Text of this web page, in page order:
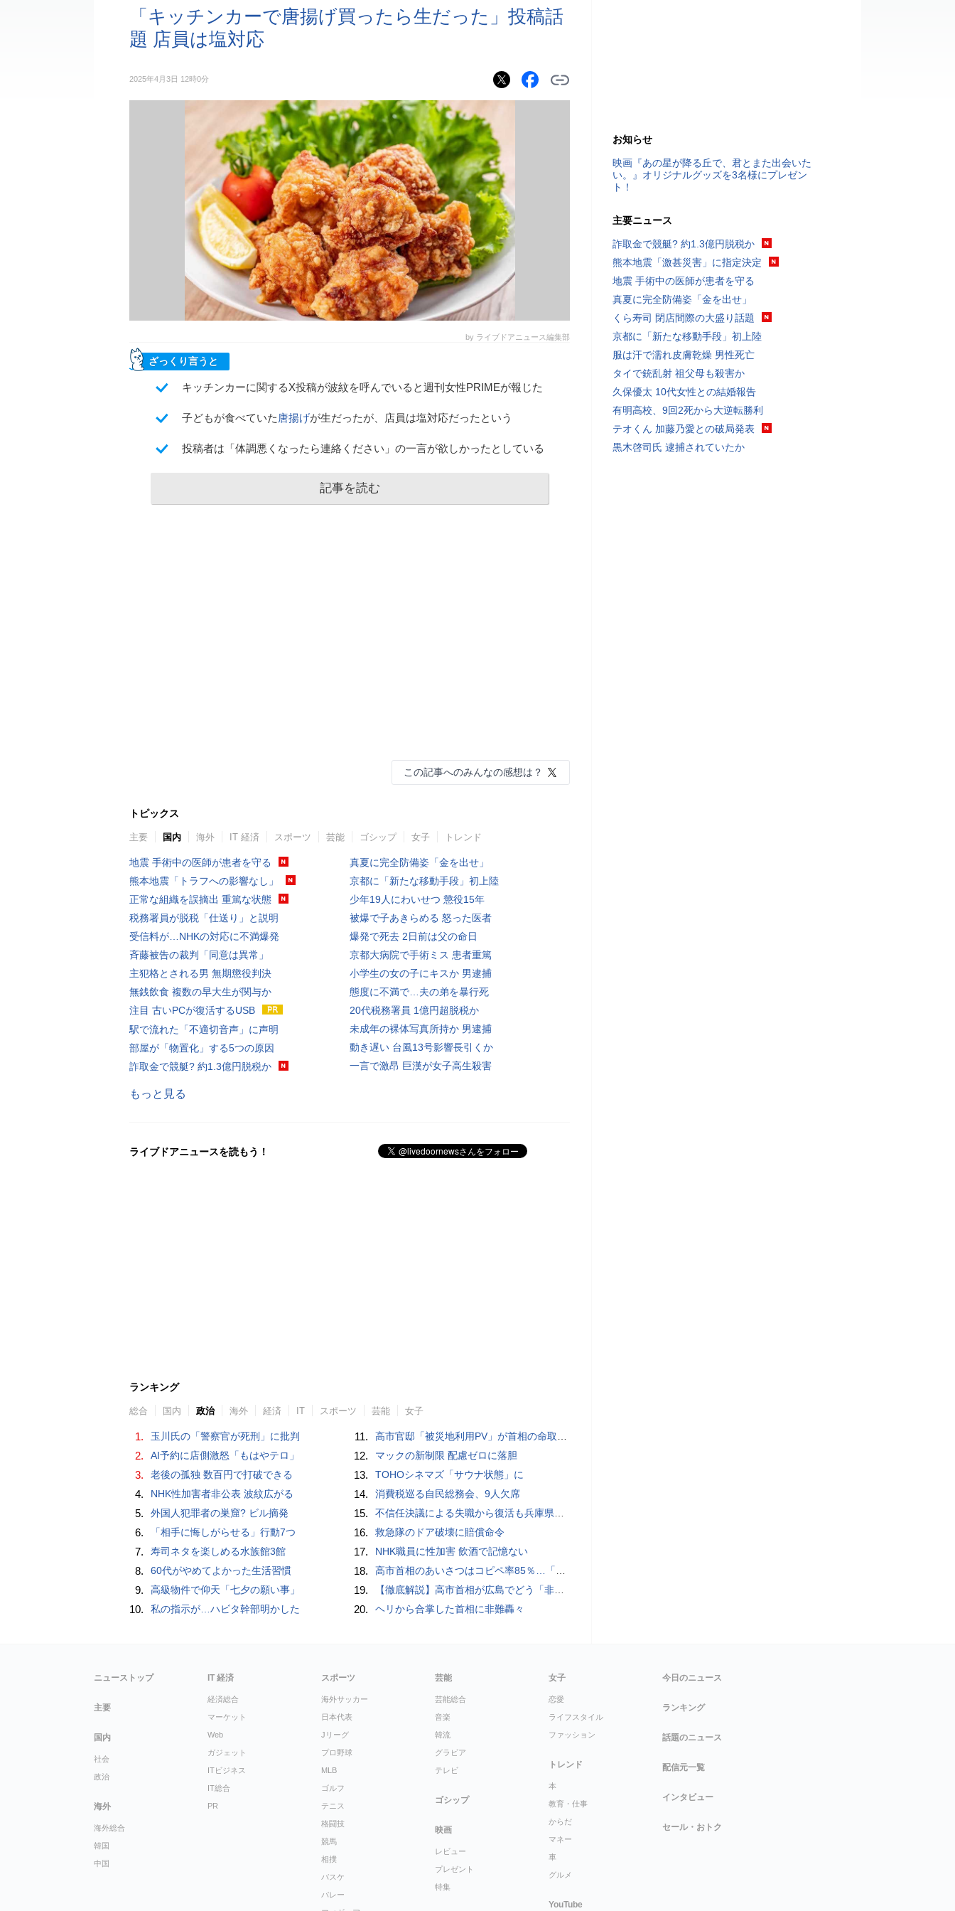
「キッチンカーで唐揚げ買ったら生だった」投稿話
題 店員は塩対応
2025年4月3日 12時0分
by ライブドアニュース編集部
ざっくり言うと
キッチンカーに関するX投稿が波紋を呼んでいると週刊女性PRIMEが報じた
子どもが食べていた 唐揚げが生だったが、店員は塩対応だったという
投稿者は「体調悪くなったら連絡ください」の一言が欲しかったとしている
記事を読む
この記事へのみんなの感想は？
トピックス
主要 国内 海外 IT 経済 スポーツ 芸能 ゴシップ 女子 トレンド
地震 手術中の医師が患者を守る
熊本地震「トラフへの影響なし」
正常な組織を誤摘出 重篤な状態
税務署員が脱税「仕送り」と説明
受信料が…NHKの対応に不満爆発
斉藤被告の裁判「同意は異常」
主犯格とされる男 無期懲役判決
無銭飲食 複数の早大生が関与か
注目 古いPCが復活するUSB
駅で流れた「不適切音声」に声明
部屋が「物置化」する5つの原因
詐取金で競艇? 約1.3億円脱税か
真夏に完全防備姿「金を出せ」
京都に「新たな移動手段」初上陸
少年19人にわいせつ 懲役15年
被爆で子あきらめる 怒った医者
爆発で死去 2日前は父の命日
京都大病院で手術ミス 患者重篤
小学生の女の子にキスか 男逮捕
態度に不満で…夫の弟を暴行死
20代税務署員 1億円超脱税か
未成年の裸体写真所持か 男逮捕
動き遅い 台風13号影響長引くか
一言で激昂 巨漢が女子高生殺害
もっと見る
ライブドアニュースを読もう！
ランキング
総合 国内 政治 海外 経済 IT スポーツ 芸能 女子
1. 玉川氏の「警察官が死刑」に批判
2. AI予約に店側激怒「もはやテロ」
3. 老後の孤独 数百円で打破できる
4. NHK性加害者非公表 波紋広がる
5. 外国人犯罪者の巣窟? ビル摘発
6. 「相手に悔しがらせる」行動7つ
7. 寿司ネタを楽しめる水族館3館
8. 60代がやめてよかった生活習慣
9. 高級物件で仰天「七夕の願い事」
10. 私の指示が…ハビタ幹部明かした
11. 高市官邸「被災地利用PV」が首相の命取りに？ 安倍元首相“コロナおこもり動画”の二の舞を自民党が危惧
12. マックの新制限 配慮ゼロに落胆
13. TOHOシネマズ「サウナ状態」に
14. 消費税巡る自民総務会、9人欠席
15. 不信任決議による失職から復活も兵庫県・斉藤知事への批判が再燃中！
16. 救急隊のドア破壊に賠償命令
17. NHK職員に性加害 飲酒で記憶ない
18. 高市首相のあいさつはコピペ率85％…「広島への思い」石破前首相・愛子内親王とは絶望的格差
19. 【徹底解説】高市首相が広島でどう「非核三原則」言及？現状にとどめ将来は明言せず 著書では「邪魔になる」と主張
20. ヘリから合掌した首相に非難轟々
お知らせ
映画『あの星が降る丘で、君とまた出会いた
い。』オリジナルグッズを3名様にプレゼン
ト！
主要ニュース
詐取金で競艇? 約1.3億円脱税か
熊本地震「激甚災害」に指定決定
地震 手術中の医師が患者を守る
真夏に完全防備姿「金を出せ」
くら寿司 閉店間際の大盛り話題
京都に「新たな移動手段」初上陸
服は汗で濡れ皮膚乾燥 男性死亡
タイで銃乱射 祖父母も殺害か
久保優太 10代女性との結婚報告
有明高校、9回2死から大逆転勝利
テオくん 加藤乃愛との破局発表
黒木啓司氏 逮捕されていたか
ニューストップ
主要
国内
社会
政治
海外
海外総合
韓国
中国
IT 経済
経済総合
マーケット
Web
ガジェット
ITビジネス
IT総合
PR
スポーツ
海外サッカー
日本代表
Jリーグ
プロ野球
MLB
ゴルフ
テニス
格闘技
競馬
相撲
バスケ
バレー
芸能
芸能総合
音楽
韓流
グラビア
テレビ
ゴシップ
映画
レビュー
プレゼント
特集
女子
恋愛
ライフスタイル
ファッション
トレンド
本
教育・仕事
からだ
マネー
車
グルメ
YouTube
今日のニュース
ランキング
話題のニュース
配信元一覧
インタビュー
セール・おトク